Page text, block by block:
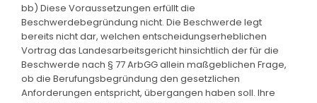
bb) Diese Voraussetzungen erfüllt die
Beschwerdebegründung nicht. Die Beschwerde legt
bereits nicht dar, welchen entscheidungserheblichen
Vortrag das Landesarbeitsgericht hinsichtlich der für die
Beschwerde nach § 77 ArbGG allein maßgeblichen Frage,
ob die Berufungsbegründung den gesetzlichen
Anforderungen entspricht, übergangen haben soll. Ihre